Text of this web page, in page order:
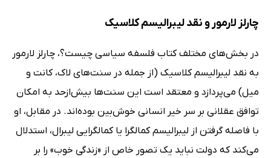
چارلز لارمور و نقد لیبرالیسم کلاسیک
در بخش‌های مختلف کتاب فلسفه سیاسی چیست؟، چارلز لارمور
به نقد لیبرالیسم کلاسیک (از جمله در سنت‌های لاک، کانت و
میل) می‌پردازد و معتقد است این سنت‌ها بیش‌ازحد به امکان
توافق عقلانی بر سر خیر انسانی خوش‌بین بوده‌اند. در مقابل، او
با فاصله گرفتن از لیبرالیسم کمالگرا یا کمالگرایی لیبرال، استدلال
می‌کند که دولت نباید یک تصور خاص از «زندگی خوب» را بر